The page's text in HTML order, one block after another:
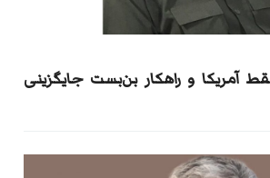
آمریکا و راهکار بن‌بست جایگزینی